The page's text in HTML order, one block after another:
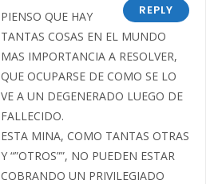
REPLY
PIENSO QUE HAY
TANTAS COSAS EN EL MUNDO
MAS IMPORTANCIA A RESOLVER,
QUE OCUPARSE DE COMO SE LO
VE A UN DEGENERADO LUEGO DE
FALLECIDO.
ESTA MINA, COMO TANTAS OTRAS
Y “”OTROS””, NO PUEDEN ESTAR
COBRANDO UN PRIVILEGIADO